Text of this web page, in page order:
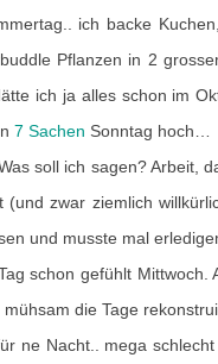
ich backe
Pflanzen in 2
ich ja alles schon im
7 Sachen Sonntag hoch…
soll ich sagen? Arbeit,
(und zwar ziemlich
und musste mal
schon gefühlt
die Tage
ne Nacht.. mega